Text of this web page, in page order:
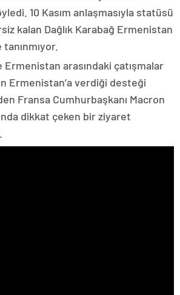
10 Kasım anlaşmasıyla statüsü
kalan Dağlık Karabağ Ermenistan
Ermenistan arasındaki çatışmalar
Ermenistan’a verdiği desteği
Fransa Cumhurbaşkanı Macron
dikkat çeken bir ziyaret